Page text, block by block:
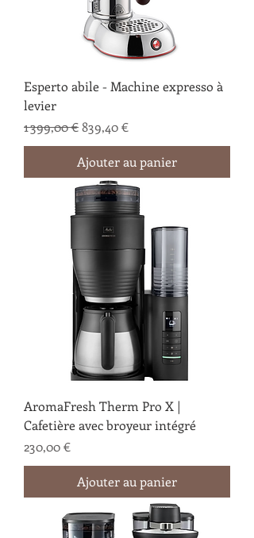
Esperto abile - Machine expresso à
levier
Prix original
1 399,00 €Prix promotionnel
839,40 €
Ajouter au panier
AromaFresh Therm Pro X |
Cafetière avec broyeur intégré
Prix
230,00 €
Ajouter au panier